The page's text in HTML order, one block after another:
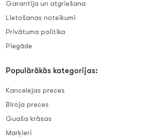
Garantija un atgriešana
Lietošanas noteikumi
Privātuma politika
Piegāde
Populārākās kategorijas:
Kancelejas preces
Biroja preces
Guaša krāsas
Marķieri